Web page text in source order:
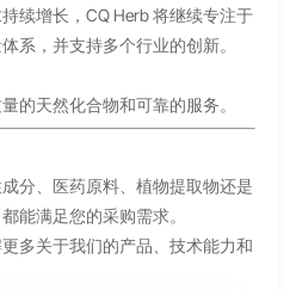
续增长，CQ Herb 将继续专注于
系，并支持多个行业的创新。
的天然化合物和可靠的服务。
分、医药原料、植物提取物还是
能满足您的采购需求。
多关于我们的产品、技术能力和